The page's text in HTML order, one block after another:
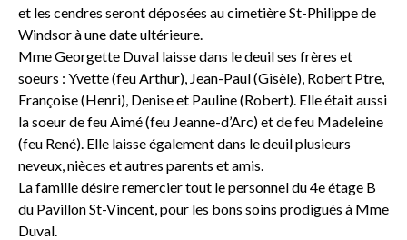
et les cendres seront déposées au cimetière St-Philippe de
Windsor à une date ultérieure.
Mme Georgette Duval laisse dans le deuil ses frères et
soeurs : Yvette (feu Arthur), Jean-Paul (Gisèle), Robert Ptre,
Françoise (Henri), Denise et Pauline (Robert). Elle était aussi
la soeur de feu Aimé (feu Jeanne-d’Arc) et de feu Madeleine
(feu René). Elle laisse également dans le deuil plusieurs
neveux, nièces et autres parents et amis.
La famille désire remercier tout le personnel du 4e étage B
du Pavillon St-Vincent, pour les bons soins prodigués à Mme
Duval.